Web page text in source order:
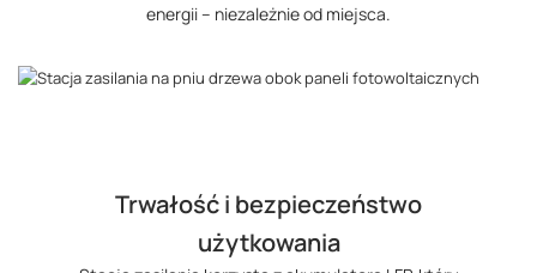
energii – niezależnie od miejsca.
Trwałość i bezpieczeństwo
użytkowania